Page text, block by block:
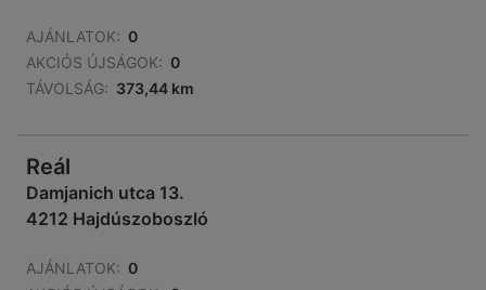
AJÁNLATOK: 0
AKCIÓS ÚJSÁGOK: 0
TÁVOLSÁG: 373,44 km
Reál
Damjanich utca 13.
4212 Hajdúszoboszló
AJÁNLATOK: 0